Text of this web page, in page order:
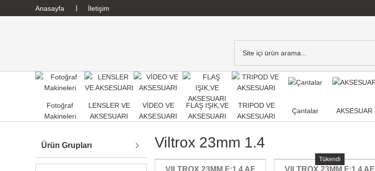
Anasayfa İletişim
Fotoğraf
Makineleri
LENSLER VE
AKSESUARI
VİDEO VE
AKSESUARI
FLAŞ IŞIK,VE
AKSESUARI
TRIPOD VE
AKSESUARI
Çantalar AKSESUAR
Ürün Grupları Viltrox 23mm 1.4
VILTROX 23MM F:1.4 AF
Tükendi
VILTROX 23MM F:1.4 AF